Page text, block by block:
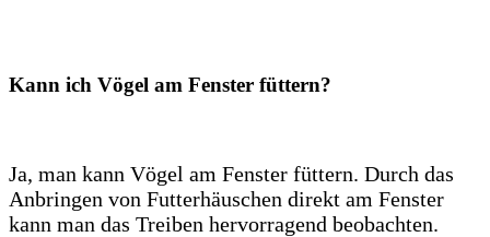
Kann ich Vögel am Fenster füttern?
Ja, man kann Vögel am Fenster füttern. Durch das
Anbringen von Futterhäuschen direkt am Fenster
kann man das Treiben hervorragend beobachten.